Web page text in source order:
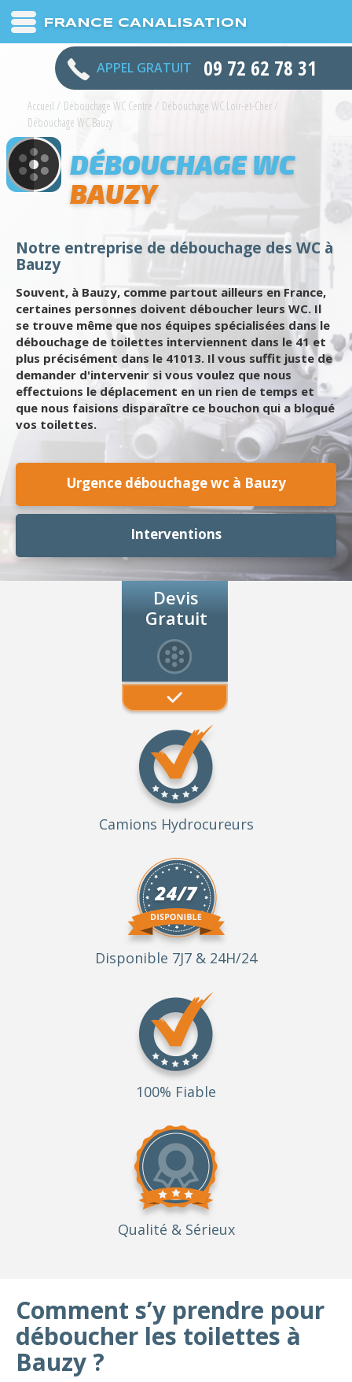
FRANCE CANALISATION
APPEL GRATUIT 09 72 62 78 31
Accueil / Débouchage WC Centre / Débouchage WC Loir-et-Cher /
Débouchage WC Bauzy
DÉBOUCHAGE WC
BAUZY
Notre entreprise de débouchage des WC à
Bauzy
Souvent, à Bauzy, comme partout ailleurs en France,
certaines personnes doivent déboucher leurs WC. Il
se trouve même que nos équipes spécialisées dans le
débouchage de toilettes interviennent dans le 41 et
plus précisément dans le 41013. Il vous suffit juste de
demander d'intervenir si vous voulez que nous
effectuions le déplacement en un rien de temps et
que nous faisions disparaître ce bouchon qui a bloqué
vos toilettes.
Urgence débouchage wc à Bauzy
Interventions
Devis
Gratuit
Camions Hydrocureurs
Disponible 7J7 & 24H/24
100% Fiable
Qualité & Sérieux
Comment s’y prendre pour
déboucher les toilettes à
Bauzy ?